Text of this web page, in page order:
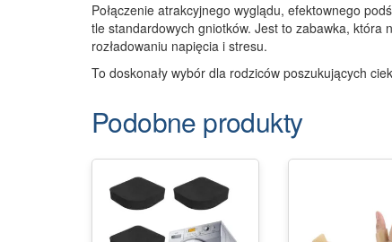
Połączenie atrakcyjnego wyglądu, efektownego
tle standardowych gniotków. Jest to zabawka,
rozładowaniu napięcia i stresu.
To doskonały wybór dla rodziców poszukujących
Podobne produkty